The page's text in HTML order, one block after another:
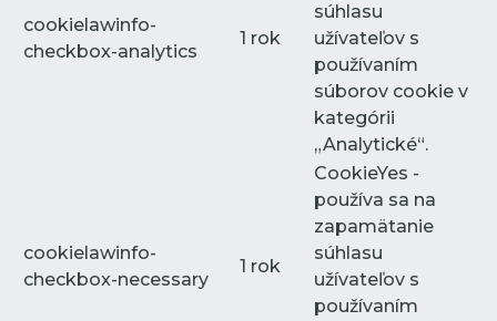
cookielawinfo-
checkbox-analytics
1 rok
súhlasu
užívateľov s
používaním
súborov cookie v
kategórii
„Analytické“.
cookielawinfo-
checkbox-necessary
1 rok
CookieYes -
používa sa na
zapamätanie
súhlasu
užívateľov s
používaním